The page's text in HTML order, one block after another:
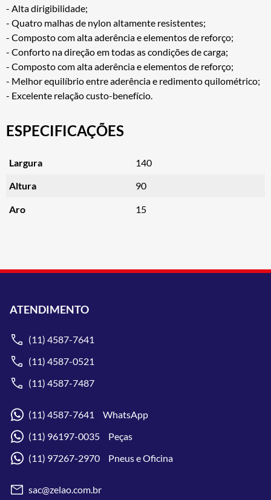
- Alta dirigibilidade;
- Quatro malhas de nylon altamente resistentes;
- Composto com alta aderência e elementos de reforço;
- Conforto na direção em todas as condições de carga;
- Composto com alta aderência e elementos de reforço;
- Melhor equilíbrio entre aderência e redimento quilométrico;
- Excelente relação custo-benefício.
ESPECIFICAÇÕES
Largura 140
Altura 90
Aro 15
ATENDIMENTO
(11) 4587-7641
(11) 4587-0521
(11) 4587-7487
(11) 4587-7641 WhatsApp
(11) 96197-0035 Peças
(11) 97267-2970 Pneus e Oficina
sac@zelao.com.br